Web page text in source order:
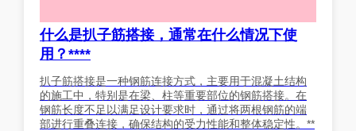
什么是扒子筋搭接，通常在什么情况下使
用？****
扒子筋搭接是一种钢筋连接方式，主要用于混凝土结构
的施工中，特别是在梁、柱等重要部位的钢筋搭接。在
钢筋长度不足以满足设计要求时，通过将两根钢筋的端
部进行重叠连接，确保结构的受力性能和整体稳定性。**